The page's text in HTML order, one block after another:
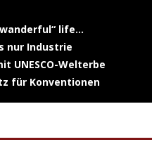
life…
nur Industrie
UNESCO-Welterbe
für Konventionen